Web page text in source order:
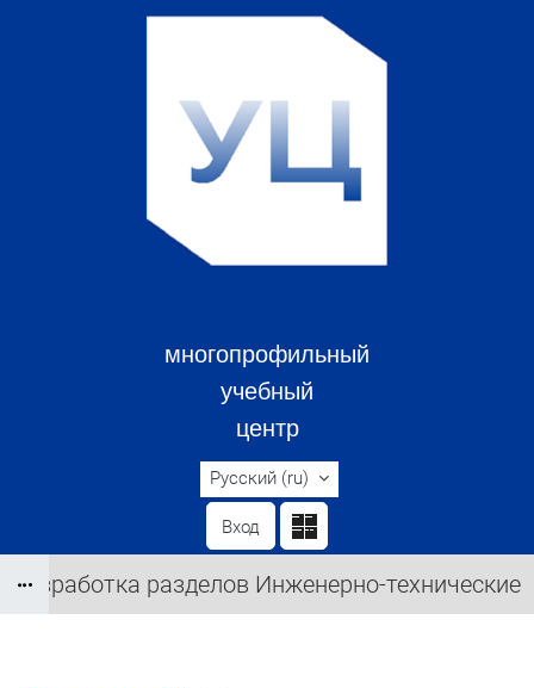
Перейти к основному содержанию
многопрофильный
учебный
центр
Вход
Русский ‎(ru)‎
Разработка разделов Инженерно-технические